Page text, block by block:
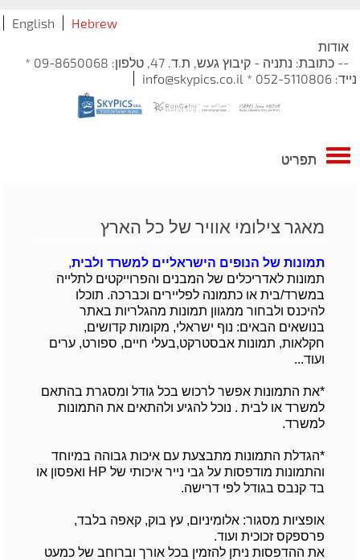
Hebrew
English
אודות
-- כתובת: נתניה - קיבוץ געש, ת.ד. 47, טלפון: 09-8650068 *
נייד: 052-5110806 * info@skypics.co.il
תפריט
מאגר צילומי אוויר של כל הארץ
תמונות של הנופים הישראליים למשרד ולבית,
תמונות לאדריכלים של המבנים והפרוייקטים לתלייה
במשרד/בית או כתמונה לפליירים וכברכה. תוכלו
להיכנס ולבחור ממגוון תמונות מהגלריות באתר
בנושאים הבאים: נוף ישראלי, מקומות קדושים,
חקלאות, תמונות אבסטרקט,בעלי חיים, ספורט, ערים
ועוד...
*את התמונות אפשר לרכוש בכל גודל ומסגרת בהתאם
למשרד או לבית . נוכל להגיע ולהתאים את התמונות
למשרד.
*הגדלת התמונות מתבצעת עם איכות גבוהה במיוחד
והתמונות מודפסות על גבי נייר איכותי של HP ואפסון או
בד קנבס בגודל לפי דרישה.
אופציות מסגור: אלומיניום, עץ בוק, קאפה בלבד,
פרספקס זכוכית ועוד.
את ההדפסות ניתן להזמין בכל אורך וברוחב של כמעט